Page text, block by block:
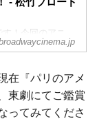
！今回のアニ
のアメリカ人』マ
て頂きます！！
在『パリのアメ
東劇にてご鑑賞
ってみてくださ